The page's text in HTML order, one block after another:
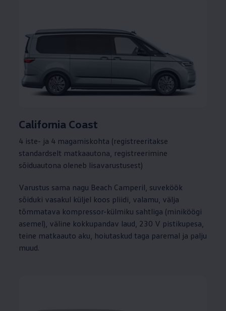
California Coast
4 iste- ja 4 magamiskohta (registreeritakse
standardselt matkaautona, registreerimine
sõiduautona oleneb lisavarustusest)
Varustus sama nagu Beach Camperil, suveköök
sõiduki vasakul küljel koos pliidi, valamu, välja
tõmmatava kompressor-külmiku sahtliga (miniköögi
asemel), väline kokkupandav laud, 230 V pistikupesa,
teine matkaauto aku, hoiutaskud taga paremal ja palju
muud.